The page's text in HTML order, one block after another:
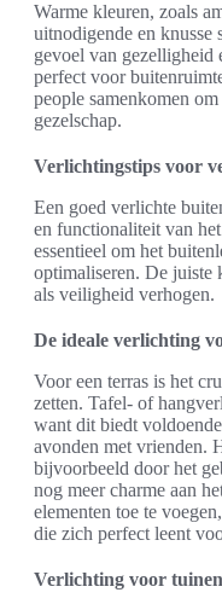
Warme kleuren, zoals
uitnodigende en knusse
gevoel van gezelligheid
perfect voor
people samenkomen
gezelschap.
Verlichtingstips voor
Een goed verlichte
en functionaliteit van
essentieel om het
optimaliseren. De juiste
als veiligheid verhogen.
De ideale verlichting
Voor een terras is het
zetten. Tafel- of
want dit biedt
avonden met vrienden.
bijvoorbeeld door het
nog meer charme aan
elementen toe te
die zich perfect leent
Verlichting voor